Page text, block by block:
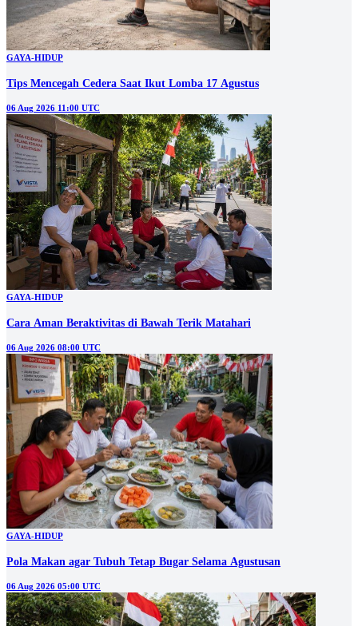
GAYA-HIDUP
Tips Mencegah Cedera Saat Ikut Lomba 17 Agustus
06 Aug 2026 11:00 UTC
GAYA-HIDUP
Cara Aman Beraktivitas di Bawah Terik Matahari
06 Aug 2026 08:00 UTC
GAYA-HIDUP
Pola Makan agar Tubuh Tetap Bugar Selama Agustusan
06 Aug 2026 05:00 UTC